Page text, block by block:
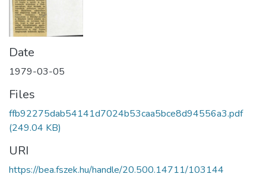
Date
1979-03-05
Files
ffb92275dab54141d7024b53caa5bce8d94556a3.pdf
(249.04 KB)
URI
https://bea.fszek.hu/handle/20.500.14711/103144